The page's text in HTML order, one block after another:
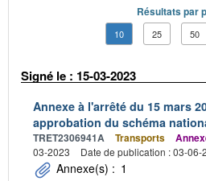
Résultats par
10 25 50
Signé le : 15-03-2023
Annexe à l'arrêté du 15 mars
approbation du schéma
TRET2306941A Transports
03-2023
Date de publication : 03-06-
Annexe(s) : 1